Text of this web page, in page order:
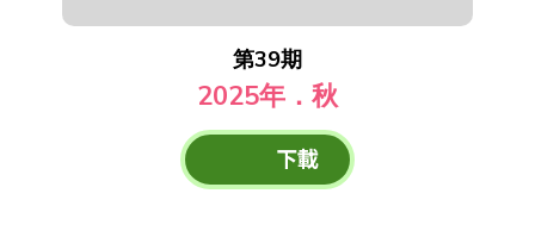
第39期
2025年．秋
下載